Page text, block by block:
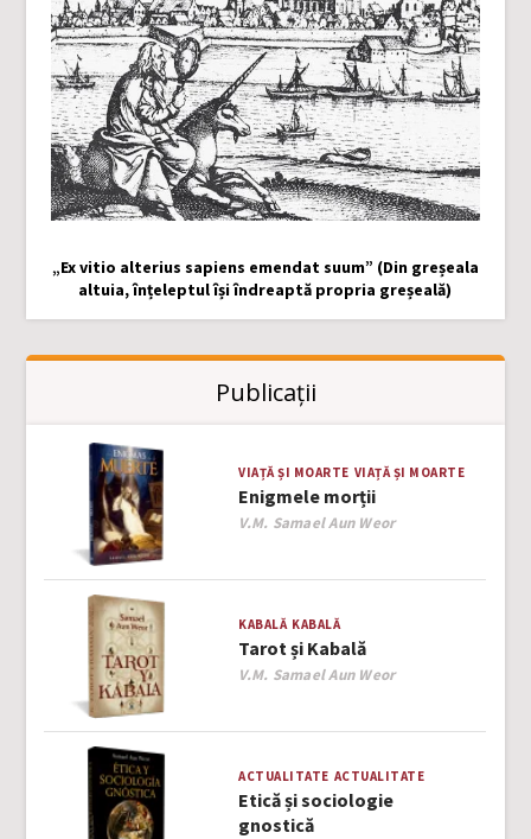
„Ex vitio alterius sapiens emendat suum” (Din greșeala
altuia, înțeleptul își îndreaptă propria greșeală)
Publicații
VIAȚĂ ȘI MOARTE VIAȚĂ ȘI MOARTE
Enigmele morții
Author
V.M. Samael Aun Weor
KABALĂ KABALĂ
Tarot și Kabală
Author
V.M. Samael Aun Weor
ACTUALITATE ACTUALITATE
Etică și sociologie
gnostică